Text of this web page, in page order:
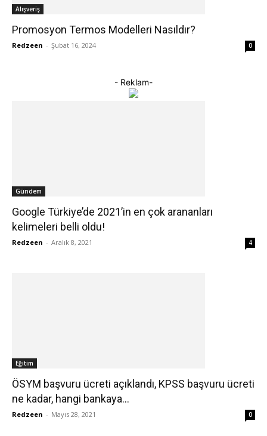
Alışveriş
Promosyon Termos Modelleri Nasıldır?
Redzeen - Şubat 16, 2024 0
- Reklam-
Gündem
Google Türkiye’de 2021’in en çok arananları
kelimeleri belli oldu!
Redzeen - Aralık 8, 2021 4
Eğitim
ÖSYM başvuru ücreti açıklandı, KPSS başvuru ücreti
ne kadar, hangi bankaya...
Redzeen - Mayıs 28, 2021 0